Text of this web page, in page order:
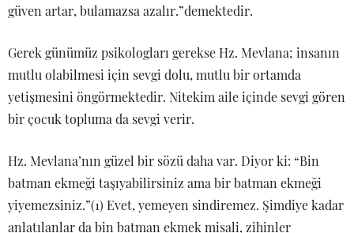
güven artar, bulamazsa azalır.”demektedir.
Gerek günümüz psikologları gerekse Hz. Mevlana; insanın
mutlu olabilmesi için sevgi dolu, mutlu bir ortamda
yetişmesini öngörmektedir. Nitekim aile içinde sevgi gören
bir çocuk topluma da sevgi verir.
Hz. Mevlana’nın güzel bir sözü daha var. Diyor ki: “Bin
batman ekmeği taşıyabilirsiniz ama bir batman ekmeği
yiyemezsiniz.”(1) Evet, yemeyen sindiremez. Şimdiye kadar
anlatılanlar da bin batman ekmek misali, zihinler